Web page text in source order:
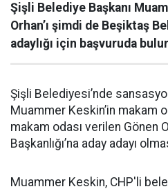
Şişli Belediye Başkanı
Orhan’ı şimdi de Beşiktaş
adaylığı için başvuruda
Şişli Belediyesi’nde
Muammer Keskin’in makam
makam odası verilen Gönen
Başkanlığı’na aday adayı
Muammer Keskin, CHP'li